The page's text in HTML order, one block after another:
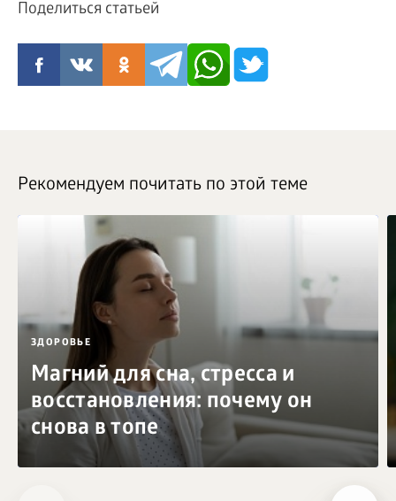
Поделиться статьей
Рекомендуем почитать по этой теме
ЗДОРОВЬЕ
Магний для сна, стресса и
восстановления: почему он
снова в топе